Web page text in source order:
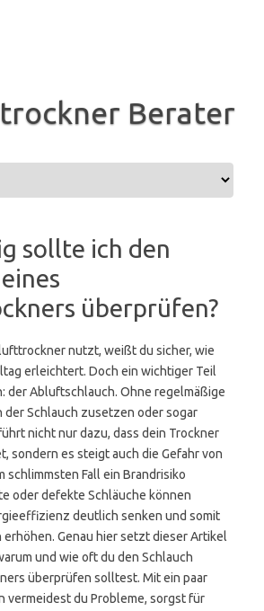
Berater
sollte ich den
überprüfen?
nutzt, weißt du sicher, wie
erleichtert. Doch ein wichtiger Teil
der Abluftschlauch. Ohne regelmäßige
der Schlauch zusetzen oder sogar
nicht nur dazu, dass dein Trockner
sondern es steigt auch die Gefahr von
schlimmsten Fall ein Brandrisiko
oder defekte Schläuche können
deutlich senken und somit
Genau hier setzt dieser Artikel
und wie oft du den Schlauch
überprüfen solltest. Mit ein paar
vermeidest du Probleme, sorgst für